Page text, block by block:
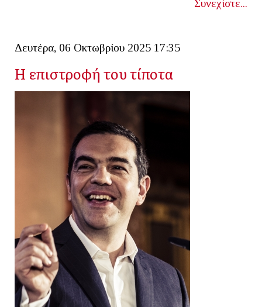
Συνεχίστε...
Δευτέρα, 06 Οκτωβρίου 2025 17:35
Η επιστροφή του τίποτα